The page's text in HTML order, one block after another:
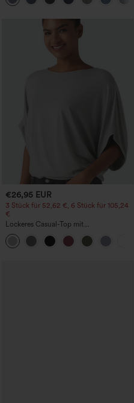
€26,95 EUR
3 Stück für 52,62 €, 6 Stück für 105,24
€
Lockeres Casual-Top mit
Rundhalsausschnitt und
Fledermausärmeln